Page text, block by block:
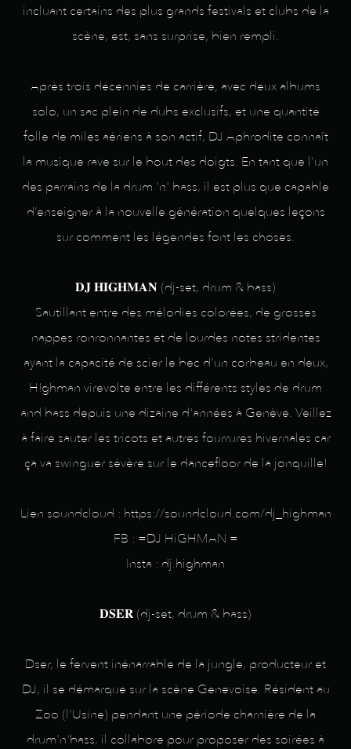
incluant certains des plus grands festivals et clubs de la
scène, est, sans surprise, bien rempli.
Après trois décennies de carrière, avec deux albums
solo, un sac plein de dubs exclusifs, et une quantité
folle de miles aériens à son actif, DJ Aphrodite connaît
la musique rave sur le bout des doigts. En tant que l’un
des parrains de la drum 'n' bass, il est plus que capable
d’enseigner à la nouvelle génération quelques leçons
sur comment les légendes font les choses.
𝐃𝐉 𝐇𝐈𝐆𝐇𝐌𝐀𝐍 (dj-set, drum & bass)
Sautillant entre des mélodies colorées, de grosses
nappes ronronnantes et de lourdes notes stridentes
ayant la capacité de scier le bec d'un corbeau en deux,
H!ghman virevolte entre les différents styles de drum
and bass depuis une dizaine d'années à Genève. Veillez
à faire sauter les tricots et autres fourrures hivernales car
ça va swinguer sévère sur le dancefloor de la jonquille!
Lien soundcloud : https://soundcloud.com/dj_highman
FB : =DJ HiGHMAN =
Insta : dj.highman
𝐃𝐒𝐄𝐑 (dj-set, drum & bass)
Dser, le fervent inénarrable de la jungle, producteur et
DJ, il se démarque sur la scène Genevoise. Résident au
Zoo (l'Usine) pendant une période charnière de la
drum'n'bass, il collabore pour proposer des soirées à